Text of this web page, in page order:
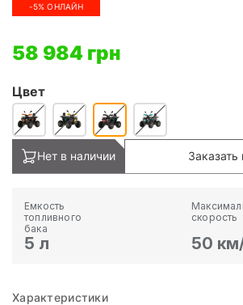
-5% ОНЛАЙН
58 984 грн
Цвет
Нет в наличии Заказать
Емкость
топливного
бака
5 л
скорость
50
Характеристики